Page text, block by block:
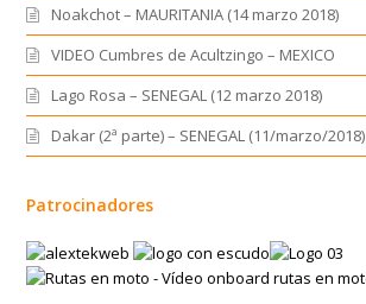
Noakchot – MAURITANIA (14 marzo 2018)
VIDEO Cumbres de Acultzingo – MEXICO
Lago Rosa – SENEGAL (12 marzo 2018)
Dakar (2ª parte) – SENEGAL (11/marzo/2018)
Patrocinadores